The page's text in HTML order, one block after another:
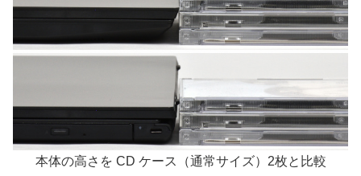
本体の高さを CD ケース（通常サイズ）2枚と比較